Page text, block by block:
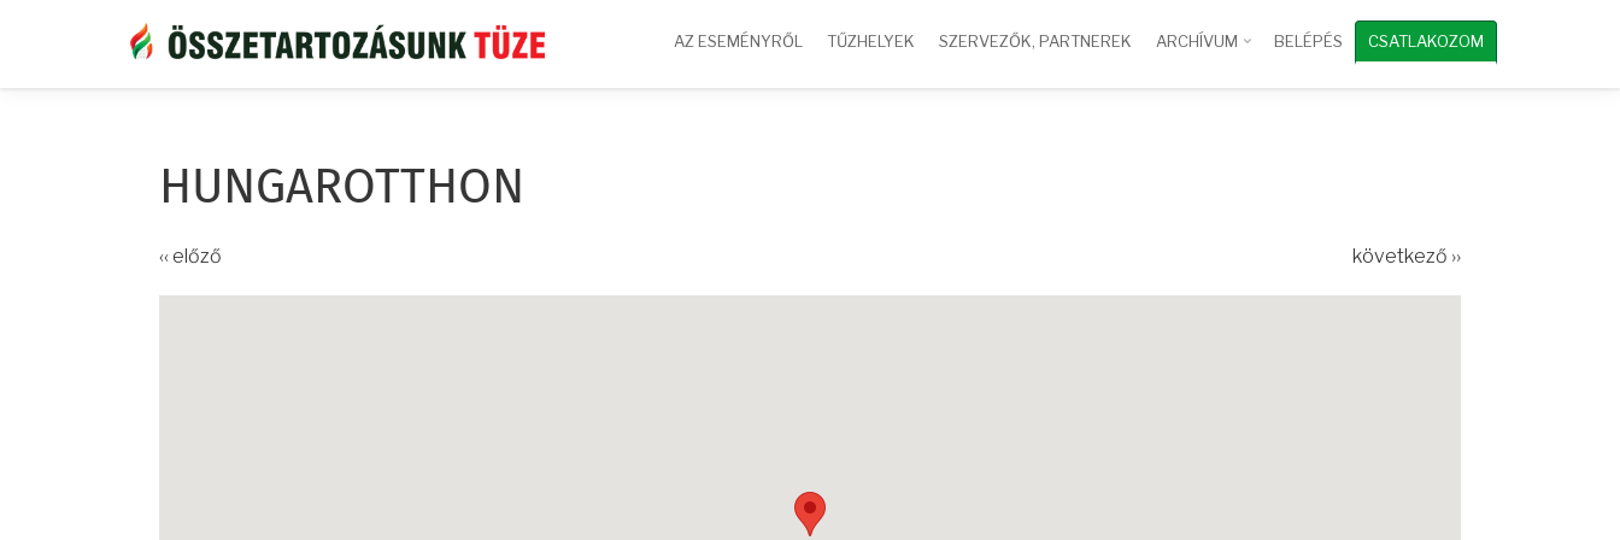
AZ ESEMÉNYRŐL TŰZHELYEK SZERVEZŐK, PARTNEREK ARCHÍVUM BELÉPÉS CSATLAKOZOM
HUNGAROTTHON
‹‹ előző következő ››